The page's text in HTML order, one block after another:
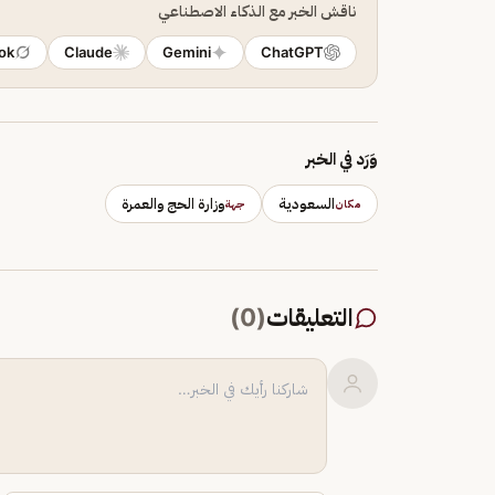
ناقش الخبر مع الذكاء الاصطناعي
ChatGPT
Gemini
Claude
وَرَد في الخبر
مكانالسعودية جهةوزارة الحج والعمرة
التعليقات(
0
)